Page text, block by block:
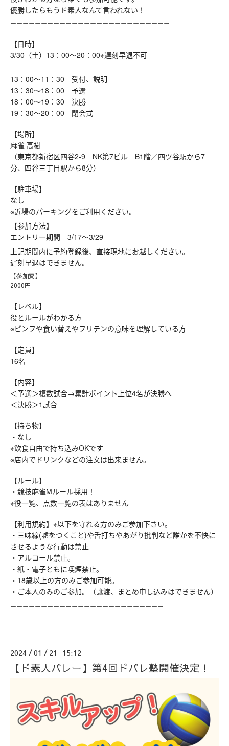
優勝したらもうド素人なんて言われない！
ーーーーーーーーーーーーーーーーーーーーーーーーーー
【日時】
3/30（土）13：00～20：00※遅刻早退不可
13：00～11：30 受付、説明
13：30～18：00 予選
18：00～19：30 決勝
19：30～20：00 閉会式
【場所】
麻雀 高樹
（東京都新宿区四谷2-9 NK第7ビル B1階／四ツ谷駅から7
分、四谷三丁目駅から8分）
【駐車場】
なし
※近場のパーキングをご利用ください。
【参加方法】
エントリー期間 3/17～3/29
上記期間内に予約登録後、直接現地にお越しください。
遅刻早退はできません。
【参加費】
2000円
【レベル】
役とルールがわかる方
※ピンフや食い替えやフリテンの意味を理解している方
【定員】
16名
【内容】
＜予選＞複数試合→累計ポイント上位4名が決勝へ
＜決勝＞1試合
【持ち物】
・なし
※飲食自由で持ち込みOKです
※店内でドリンクなどの注文は出来ません。
【ルール】
・競技麻雀Mルール採用！
※役一覧、点数一覧の表はありません
【利用規約】※以下を守れる方のみご参加下さい。
・三味線(嘘をつくこと)や舌打ちやあがり批判など誰かを不快に
させるような行動は禁止
・アルコール禁止。
・紙・電子ともに喫煙禁止。
・18歳以上の方のみご参加可能。
・ご本人のみのご参加。（譲渡、まとめ申し込みはできません）
ーーーーーーーーーーーーーーーーーーーーーーーーー
2024 /01 / 21 15:12
【ド素人バレー】第4回ドバレ塾開催決定！